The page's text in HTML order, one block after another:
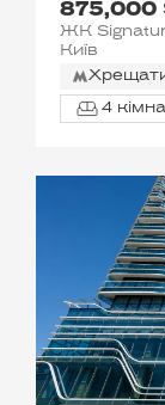
875,000
ЖК
Київ
4